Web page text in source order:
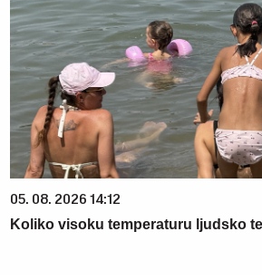
05. 08. 2026 14:12
Koliko visoku temperaturu ljudsko